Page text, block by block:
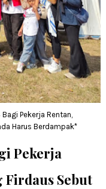
Pekerja Rentan,
Harus Berdampak*
Pekerja
Firdaus Sebut